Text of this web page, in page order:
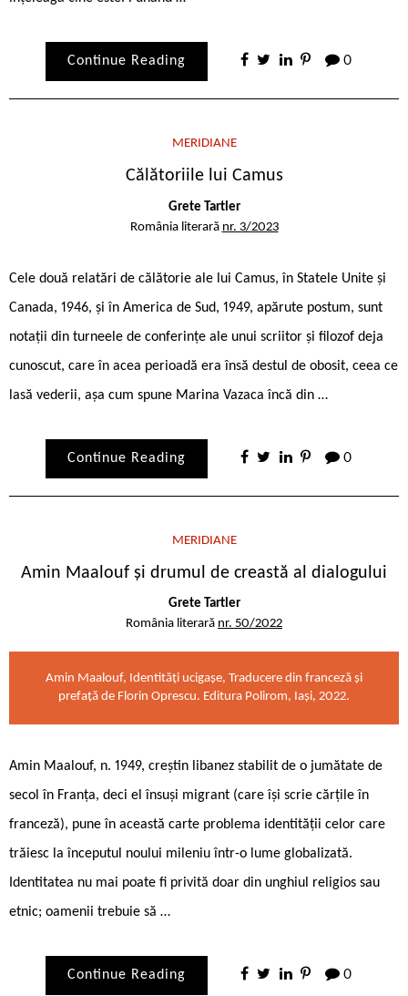
Continue Reading 0
MERIDIANE
Călătoriile lui Camus
Grete Tartler
România literară nr. 3/2023
Cele două relatări de călătorie ale lui Camus, în Statele Unite și
Canada, 1946, și în America de Sud, 1949, apărute postum, sunt
notații din turneele de conferințe ale unui scriitor și filozof deja
cunoscut, care în acea perioadă era însă destul de obosit, ceea ce
lasă vederii, așa cum spune Marina Vazaca încă din …
Continue Reading 0
MERIDIANE
Amin Maalouf și drumul de creastă al dialogului
Grete Tartler
România literară nr. 50/2022
Amin Maalouf, Identități ucigașe, Traducere din franceză și
prefață de Florin Oprescu. Editura Polirom, Iași, 2022.
Amin Maalouf, n. 1949, creștin libanez stabilit de o jumătate de
secol în Franța, deci el însuși migrant (care își scrie cărțile în
franceză), pune în această carte problema identității celor care
trăiesc la începutul noului mileniu într-o lume globalizată.
Identitatea nu mai poate fi privită doar din unghiul religios sau
etnic; oamenii trebuie să …
Continue Reading 0